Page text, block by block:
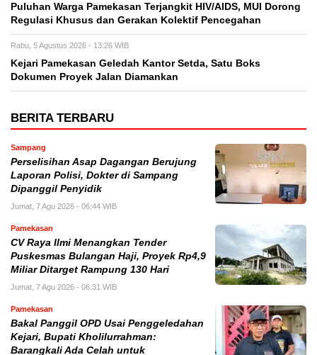
Puluhan Warga Pamekasan Terjangkit HIV/AIDS, MUI Dorong
Regulasi Khusus dan Gerakan Kolektif Pencegahan
Rabu, 5 Agustus 2026 - 13:26 WIB
Kejari Pamekasan Geledah Kantor Setda, Satu Boks
Dokumen Proyek Jalan Diamankan
BERITA TERBARU
Sampang
Perselisihan Asap Dagangan Berujung
Laporan Polisi, Dokter di Sampang
Dipanggil Penyidik
Jumat, 7 Agu 2026 - 06:44 WIB
Pamekasan
CV Raya Ilmi Menangkan Tender
Puskesmas Bulangan Haji, Proyek Rp4,9
Miliar Ditarget Rampung 130 Hari
Jumat, 7 Agu 2026 - 06:31 WIB
Pamekasan
Bakal Panggil OPD Usai Penggeledahan
Kejari, Bupati Kholilurrahman:
Barangkali Ada Celah untuk